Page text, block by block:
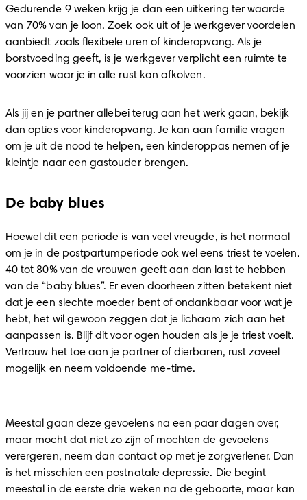
Gedurende 9 weken krijg je dan een uitkering ter waarde
van 70% van je loon. Zoek ook uit of je werkgever voordelen
aanbiedt zoals flexibele uren of kinderopvang. Als je
borstvoeding geeft, is je werkgever verplicht een ruimte te
voorzien waar je in alle rust kan afkolven.
Als jij en je partner allebei terug aan het werk gaan, bekijk
dan opties voor kinderopvang. Je kan aan familie vragen
om je uit de nood te helpen, een kinderoppas nemen of je
kleintje naar een gastouder brengen.
De baby blues
Hoewel dit een periode is van veel vreugde, is het normaal
om je in de postpartumperiode ook wel eens triest te voelen.
40 tot 80% van de vrouwen geeft aan dan last te hebben
van de “baby blues”. Er even doorheen zitten betekent niet
dat je een slechte moeder bent of ondankbaar voor wat je
hebt, het wil gewoon zeggen dat je lichaam zich aan het
aanpassen is. Blijf dit voor ogen houden als je je triest voelt.
Vertrouw het toe aan je partner of dierbaren, rust zoveel
mogelijk en neem voldoende me-time.
Meestal gaan deze gevoelens na een paar dagen over,
maar mocht dat niet zo zijn of mochten de gevoelens
verergeren, neem dan contact op met je zorgverlener. Dan
is het misschien een postnatale depressie. Die begint
meestal in de eerste drie weken na de geboorte, maar kan